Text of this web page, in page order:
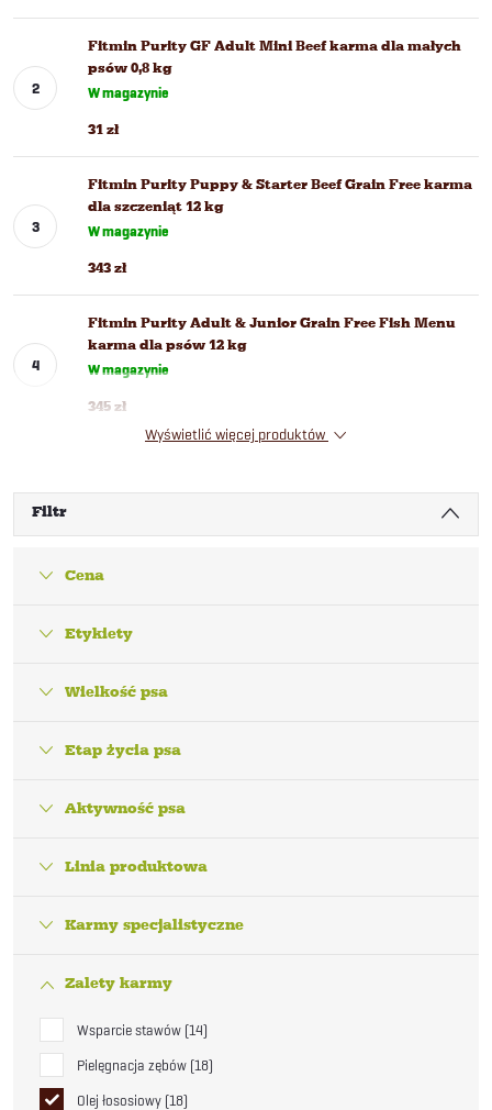
Fitmin Purity GF Adult Mini Beef karma dla małych
psów 0,8 kg
W magazynie
31 zł
Fitmin Purity Puppy & Starter Beef Grain Free karma
dla szczeniąt 12 kg
W magazynie
343 zł
Fitmin Purity Adult & Junior Grain Free Fish Menu
karma dla psów 12 kg
W magazynie
345 zł
Wyświetlić więcej produktów
Filtr
Cena
Etykiety
Wielkość psa
Etap życia psa
Aktywność psa
Linia produktowa
Karmy specjalistyczne
Zalety karmy
Wsparcie stawów 14
Pielęgnacja zębów 18
Olej łososiowy 18